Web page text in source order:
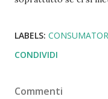
LABELS:
CONDIVIDI
Commenti